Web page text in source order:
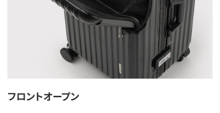
フロントオープン